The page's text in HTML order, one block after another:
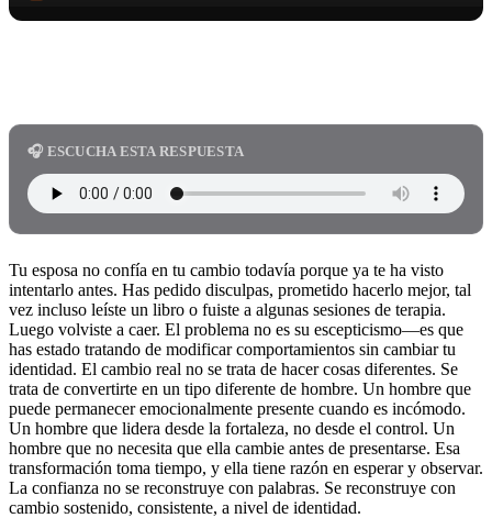
🎧 ESCUCHA ESTA RESPUESTA
Tu esposa no confía en tu cambio todavía porque ya te ha visto
intentarlo antes. Has pedido disculpas, prometido hacerlo mejor, tal
vez incluso leíste un libro o fuiste a algunas sesiones de terapia.
Luego volviste a caer. El problema no es su escepticismo—es que
has estado tratando de modificar comportamientos sin cambiar tu
identidad. El cambio real no se trata de hacer cosas diferentes. Se
trata de convertirte en un tipo diferente de hombre. Un hombre que
puede permanecer emocionalmente presente cuando es incómodo.
Un hombre que lidera desde la fortaleza, no desde el control. Un
hombre que no necesita que ella cambie antes de presentarse. Esa
transformación toma tiempo, y ella tiene razón en esperar y observar.
La confianza no se reconstruye con palabras. Se reconstruye con
cambio sostenido, consistente, a nivel de identidad.